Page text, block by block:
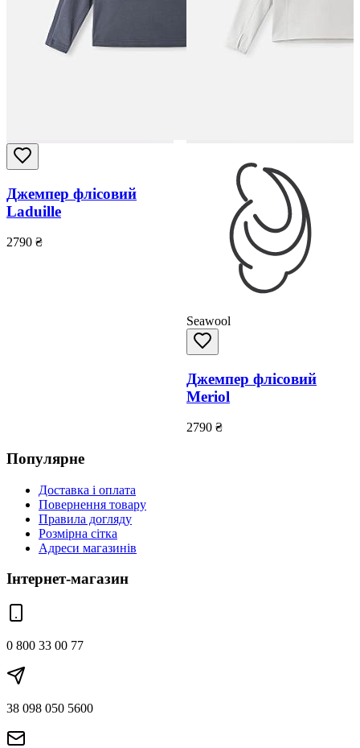
Джемпер флісовий
Laduille
2790 ₴
Seawool
Джемпер флісовий
Meriol
2790 ₴
Популярне
Доставка і оплата
Повернення товару
Правила догляду
Розмірна сітка
Адреси магазинів
Інтернет-магазин
0 800 33 00 77
38 098 050 5600